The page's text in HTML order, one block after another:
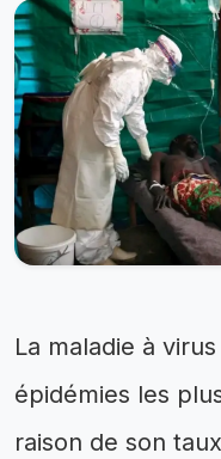
La maladie à
épidémies les
raison de son